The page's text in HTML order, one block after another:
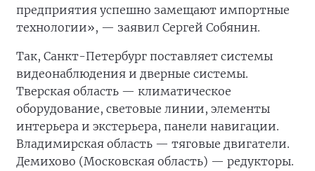
предприятия успешно замещают импортные
технологии», — заявил Сергей Собянин.
Так, Санкт-Петербург поставляет системы
видеонаблюдения и дверные системы.
Тверская область — климатическое
оборудование, световые линии, элементы
интерьера и экстерьера, панели навигации.
Владимирская область — тяговые двигатели.
Демихово (Московская область) — редукторы.